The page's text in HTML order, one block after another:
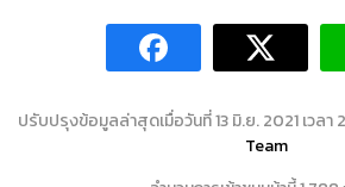
ปรับปรุงข้อมูลล่าสุดเมื่อวันที่ 13 มิ.ย. 2021 เวลา
Team